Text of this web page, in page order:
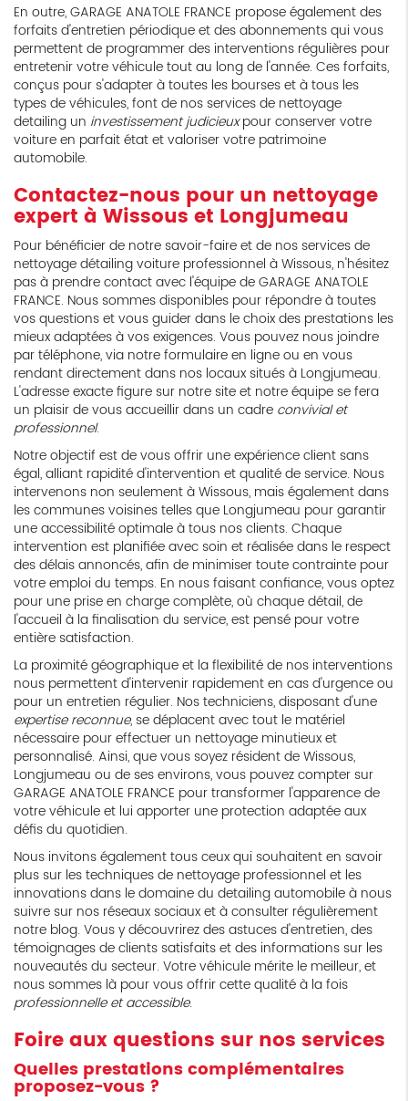
En outre, GARAGE ANATOLE FRANCE propose également des
forfaits d'entretien périodique et des abonnements qui vous
permettent de programmer des interventions régulières pour
entretenir votre véhicule tout au long de l'année. Ces forfaits,
conçus pour s'adapter à toutes les bourses et à tous les
types de véhicules, font de nos services de nettoyage
detailing un investissement judicieuxpour conserver votre
voiture en parfait état et valoriser votre patrimoine
automobile.
Contactez-nous pour un nettoyage
expert à Wissous et Longjumeau
Pour bénéficier de notre savoir-faire et de nos services de
nettoyage détailing voiture professionnel à Wissous, n'hésitez
pas à prendre contact avec l'équipe de GARAGE ANATOLE
FRANCE. Nous sommes disponibles pour répondre à toutes
vos questions et vous guider dans le choix des prestations les
mieux adaptées à vos exigences. Vous pouvez nous joindre
par téléphone, via notre formulaire en ligne ou en vous
rendant directement dans nos locaux situés à Longjumeau.
L'adresse exacte figure sur notre site et notre équipe se fera
un plaisir de vous accueillir dans un cadre convivial et
professionnel.
Notre objectif est de vous offrir une expérience client sans
égal, alliant rapidité d'intervention et qualité de service. Nous
intervenons non seulement à Wissous, mais également dans
les communes voisines telles que Longjumeau pour garantir
une accessibilité optimale à tous nos clients. Chaque
intervention est planifiée avec soin et réalisée dans le respect
des délais annoncés, afin de minimiser toute contrainte pour
votre emploi du temps. En nous faisant confiance, vous optez
pour une prise en charge complète, où chaque détail, de
l'accueil à la finalisation du service, est pensé pour votre
entière satisfaction.
La proximité géographique et la flexibilité de nos interventions
nous permettent d'intervenir rapidement en cas d'urgence ou
pour un entretien régulier. Nos techniciens, disposant d'une
expertise reconnue, se déplacent avec tout le matériel
nécessaire pour effectuer un nettoyage minutieux et
personnalisé. Ainsi, que vous soyez résident de Wissous,
Longjumeau ou de ses environs, vous pouvez compter sur
GARAGE ANATOLE FRANCE pour transformer l'apparence de
votre véhicule et lui apporter une protection adaptée aux
défis du quotidien.
Nous invitons également tous ceux qui souhaitent en savoir
plus sur les techniques de nettoyage professionnel et les
innovations dans le domaine du detailing automobile à nous
suivre sur nos réseaux sociaux et à consulter régulièrement
notre blog. Vous y découvrirez des astuces d'entretien, des
témoignages de clients satisfaits et des informations sur les
nouveautés du secteur. Votre véhicule mérite le meilleur, et
nous sommes là pour vous offrir cette qualité à la fois
professionnelle et accessible.
Foire aux questions sur nos services
Quelles prestations complémentaires
proposez-vous ?